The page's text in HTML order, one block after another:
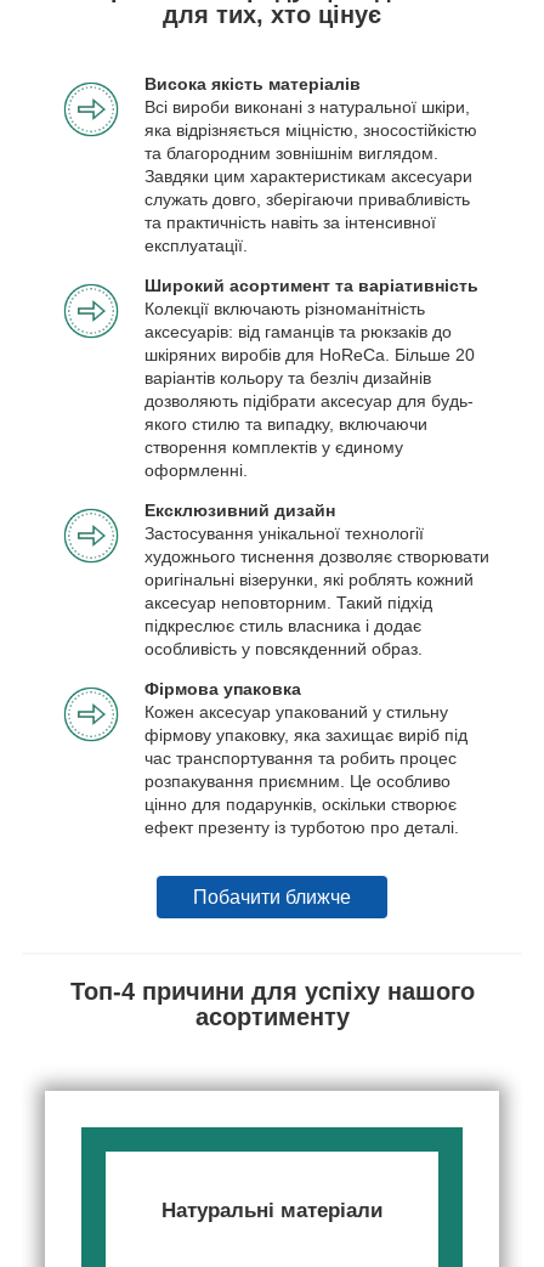
для тих, хто цінує
Висока якість матеріалів
Всі вироби виконані з натуральної шкіри,
яка відрізняється міцністю, зносостійкістю
та благородним зовнішнім виглядом.
Завдяки цим характеристикам аксесуари
служать довго, зберігаючи привабливість
та практичність навіть за інтенсивної
експлуатації.
Широкий асортимент та варіативність
Колекції включають різноманітність
аксесуарів: від гаманців та рюкзаків до
шкіряних виробів для HoReCa. Більше 20
варіантів кольору та безліч дизайнів
дозволяють підібрати аксесуар для будь-
якого стилю та випадку, включаючи
створення комплектів у єдиному
оформленні.
Ексклюзивний дизайн
Застосування унікальної технології
художнього тиснення дозволяє створювати
оригінальні візерунки, які роблять кожний
аксесуар неповторним. Такий підхід
підкреслює стиль власника і додає
особливість у повсякденний образ.
Фірмова упаковка
Кожен аксесуар упакований у стильну
фірмову упаковку, яка захищає виріб під
час транспортування та робить процес
розпакування приємним. Це особливо
цінно для подарунків, оскільки створює
ефект презенту із турботою про деталі.
Побачити ближче
Топ-4 причини для успіху нашого
асортименту
Натуральні матеріали